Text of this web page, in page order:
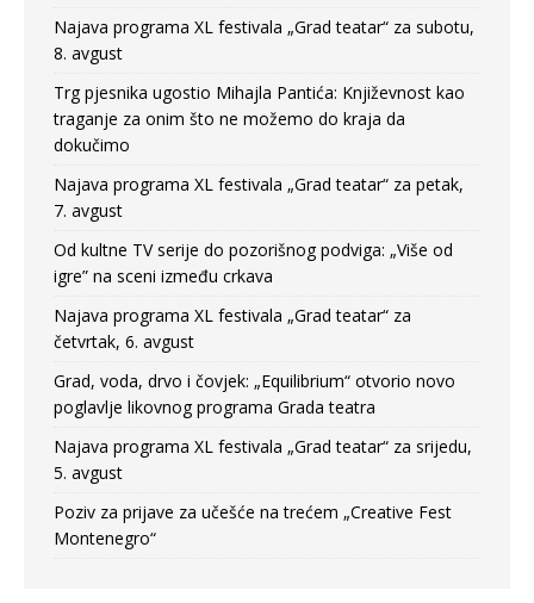
Najava programa XL festivala „Grad teatar“ za subotu,
8. avgust
Trg pjesnika ugostio Mihajla Pantića: Književnost kao
traganje za onim što ne možemo do kraja da
dokučimo
Najava programa XL festivala „Grad teatar“ za petak,
7. avgust
Od kultne TV serije do pozorišnog podviga: „Više od
igre” na sceni između crkava
Najava programa XL festivala „Grad teatar“ za
četvrtak, 6. avgust
Grad, voda, drvo i čovjek: „Equilibrium“ otvorio novo
poglavlje likovnog programa Grada teatra
Najava programa XL festivala „Grad teatar“ za srijedu,
5. avgust
Poziv za prijave za učešće na trećem „Creative Fest
Montenegro“